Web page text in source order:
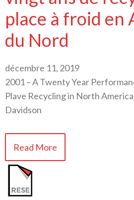
place à froid en
du Nord
décembre 11, 2019
2001 – A Twenty Year
Plave Recycling in North
Davidson
Read More